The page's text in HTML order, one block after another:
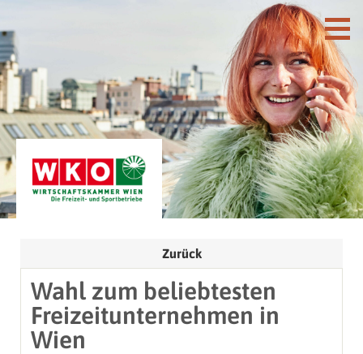
Zurück
Wahl zum beliebtesten
Freizeitunternehmen in
Wien